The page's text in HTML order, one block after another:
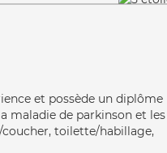
et possède un diplôme
maladie de parkinson et les
coucher, toilette/habillage,